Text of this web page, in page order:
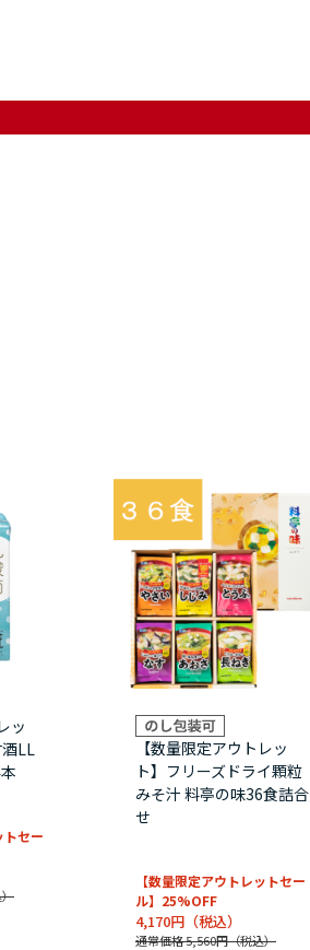
ッ
LL
トセー
【数量限定アウトレッ
ト】フリーズドライ顆粒
みそ汁 料亭の味36食詰合
せ
【数量限定アウトレットセー
ル】25%OFF
4,170円
通常価格 5,560円